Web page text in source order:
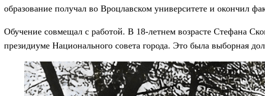
образование получал во Вроцлавском университете и окончил
Обучение совмещал с работой. В 18-летнем возрасте Стефана
президиуме Национального совета города. Это была выборная